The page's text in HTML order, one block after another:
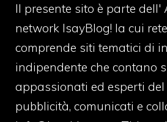
Il presente sito è parte dell'
network IsayBlog! la cui
comprende siti tematici di
indipendente che contano
appassionati ed esperti del
pubblicità, comunicati e